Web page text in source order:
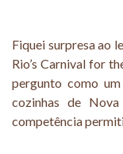
Fiquei surpresa ao
Rio’s Carnival for
pergunto como
cozinhas de
competência